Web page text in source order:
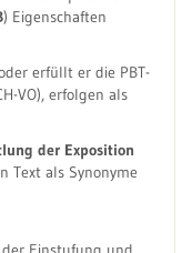
) Eigenschaften
erfüllt er die PBT-
VO), erfolgen als
der Exposition
Text als Synonyme